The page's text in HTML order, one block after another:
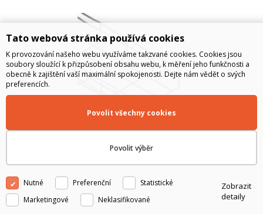
Tato webová stránka používá cookies
K provozování našeho webu využíváme takzvané cookies. Cookies jsou
soubory sloužící k přizpůsobení obsahu webu, k měření jeho funkčnosti a
obecně k zajištění vaší maximální spokojenosti. Dejte nám vědět o svých
preferencích.
Povolit výběr
Povolit všechny cookies
Nutné Preferenční
Statistické
Marketingové
Neklasifikované
Zobrazit
detaily